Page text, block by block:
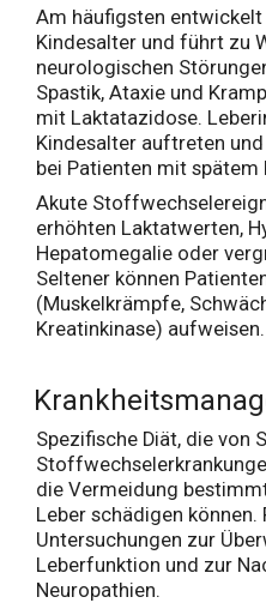
Am häufigsten
Kindesalter und führt zu
neurologischen
Spastik, Ataxie und
mit Laktatazidose.
Kindesalter auftreten
bei Patienten mit spätem
Akute
erhöhten Laktatwerten,
Hepatomegalie oder
Seltener können
(Muskelkrämpfe,
Kreatinkinase) aufweisen.
Spezifische Diät, die von
die Vermeidung
Leber schädigen
Untersuchungen zur
Leberfunktion und zur
Neuropathien.